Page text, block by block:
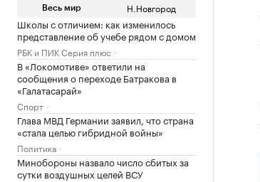
Весь мир Н.Новгород
Школы с отличием: как изменилось
представление об учебе рядом с домом
РБК и ПИК Серия плюс
В «Локомотиве» ответили на
сообщения о переходе Батракова в
«Галатасарай»
Спорт
Глава МВД Германии заявил, что страна
«стала целью гибридной войны»
Политика
Минобороны назвало число сбитых за
сутки воздушных целей ВСУ